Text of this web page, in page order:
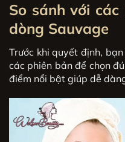
So sánh với
dòng Sauvage
Trước khi quyết định,
các phiên bản để chọn
điểm nổi bật giúp dễ